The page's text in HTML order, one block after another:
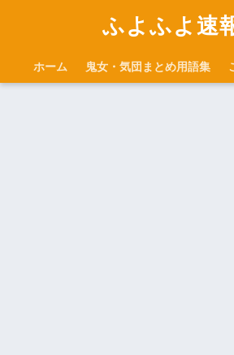
ふよふよ速
ホーム 鬼女・気団まとめ用語集